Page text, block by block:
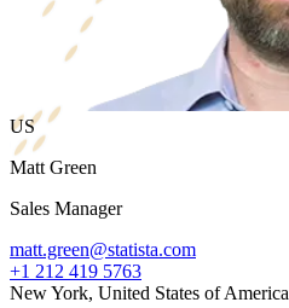
US
Matt Green
Sales Manager
matt.green@statista.com
+1 212 419 5763
New York, United States of America